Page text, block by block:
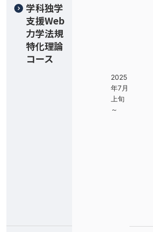
学科独学
支援Web
力学法規
特化理論
コース
2025
年7月
上旬
～